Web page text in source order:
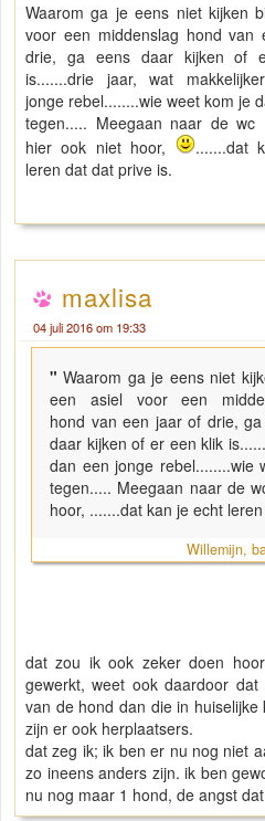
Waarom ga je eens niet kijken
voor een middenslag hond van
drie, ga eens daar kijken of
is.......drie jaar, wat
jonge rebel........wie weet kom je
tegen..... Meegaan naar de wc
hier ook niet hoor,
.......dat
leren dat dat prive is.
maxlisa
04 juli 2016 om 19:33
"Waarom ga je eens niet
een asiel voor een
hond van een jaar of drie,
daar kijken of er een klik
dan een jonge rebel........wie
tegen..... Meegaan naar de
hoor, .......dat kan je echt
Willemijn,
dat zou ik ook zeker doen
gewerkt, weet ook daardoor
van de hond dan die in
zijn er ook herplaatsers.
dat zeg ik; ik ben er nu nog niet
zo ineens anders zijn. ik ben
nu nog maar 1 hond, de angst